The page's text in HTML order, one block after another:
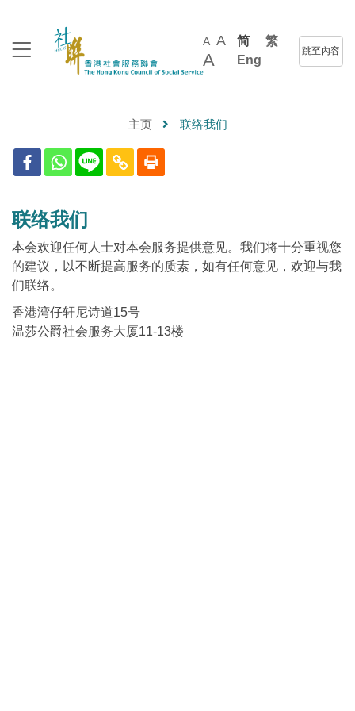
A A
A
简
繁
Eng
跳至內容
主页 联络我们
联络我们
本会欢迎任何人士对本会服务提供意见。我们将十分重视您
的建议，以不断提高服务的质素，如有任何意见，欢迎与我
们联络。
香港湾仔轩尼诗道15号
温莎公爵社会服务大厦11-13楼